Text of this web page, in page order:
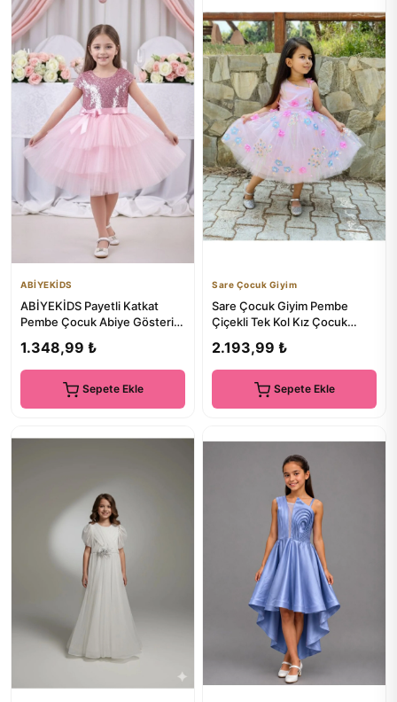
ABİYEKİDS
ABİYEKİDS Payetli Katkat
Pembe Çocuk Abiye Gösteri
1.348,99 ₺
Sepete Ekle
Sare Çocuk Giyim
Sare Çocuk Giyim Pembe
Çiçekli Tek Kol Kız Çocuk
2.193,99 ₺
Sepete Ekle